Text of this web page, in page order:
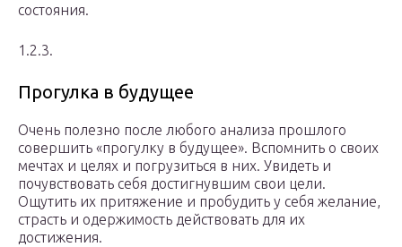
состояния.
1.2.3.
Прогулка в будущее
Очень полезно после любого анализа прошлого
совершить «прогулку в будущее». Вспомнить о своих
мечтах и целях и погрузиться в них. Увидеть и
почувствовать себя достигнувшим свои цели.
Ощутить их притяжение и пробудить у себя желание,
страсть и одержимость действовать для их
достижения.